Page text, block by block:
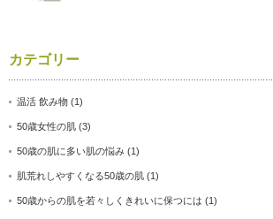
カテゴリー
温活 飲み物 (1)
50歳女性の肌 (3)
50歳の肌に多い肌の悩み (1)
肌荒れしやすくなる50歳の肌 (1)
50歳からの肌を若々しくきれいに保つには (1)